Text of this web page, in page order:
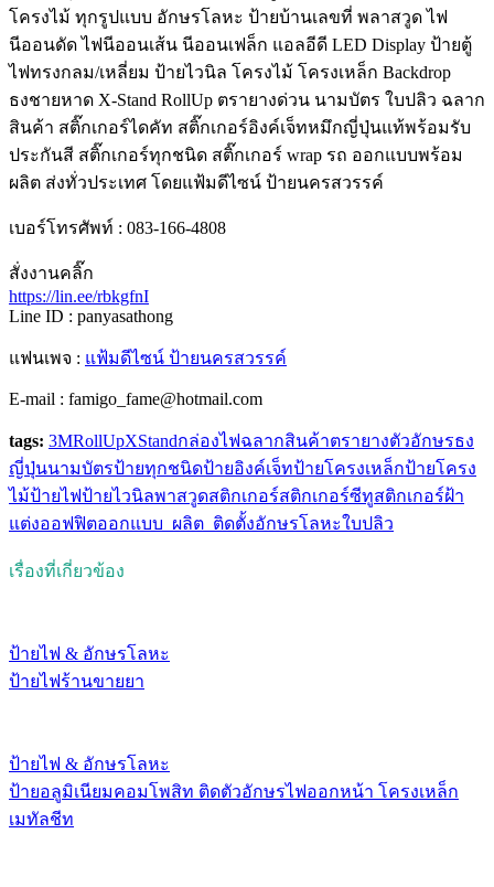
โครงไม้ ทุกรูปแบบ อักษรโลหะ ป้ายบ้านเลขที่ พลาสวูด ไฟ
นีออนดัด ไฟนีออนเส้น นีออนเฟล็ก แอลอีดี LED Display ป้ายตู้
ไฟทรงกลม/เหลี่ยม ป้ายไวนิล โครงไม้ โครงเหล็ก Backdrop
ธงชายหาด X-Stand RollUp ตรายางด่วน นามบัตร ใบปลิว ฉลาก
สินค้า สติ๊กเกอร์ไดคัท สติ๊กเกอร์อิงค์เจ็ทหมึกญี่ปุ่นแท้พร้อมรับ
ประกันสี สติ๊กเกอร์ทุกชนิด สติ๊กเกอร์ wrap รถ ออกแบบพร้อม
ผลิต ส่งทั่วประเทศ โดยแฟ้มดีไซน์ ป้ายนครสวรรค์
เบอร์โทรศัพท์ : 083-166-4808
สั่งงานคลิ๊ก
https://lin.ee/rbkgfnI
Line ID : panyasathong
แฟนเพจ : แฟ้มดีไซน์ ป้ายนครสวรรค์
E-mail : famigo_fame@hotmail.com
tags: 3MRollUpXStandกล่องไฟฉลากสินค้าตรายางตัวอักษรธง
ญี่ปุ่นนามบัตรป้ายทุกชนิดป้ายอิงค์เจ็ทป้ายโครงเหล็กป้ายโครง
ไม้ป้ายไฟป้ายไวนิลพาสวูดสติกเกอร์สติกเกอร์ซีทูสติกเกอร์ฝ้า
แต่งออฟฟิตออกแบบ_ผลิต_ติดตั้งอักษรโลหะใบปลิว
เรื่องที่เกี่ยวข้อง
ป้ายไฟ & อักษรโลหะ
ป้ายไฟร้านขายยา
ป้ายไฟ & อักษรโลหะ
ป้ายอลูมิเนียมคอมโพสิท ติดตัวอักษรไฟออกหน้า โครงเหล็ก
เมทัลชีท